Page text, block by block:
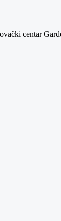
centar